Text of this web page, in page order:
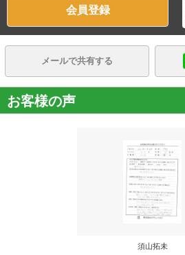
会員登録
メールで共有する
お客様の声
須山拓未